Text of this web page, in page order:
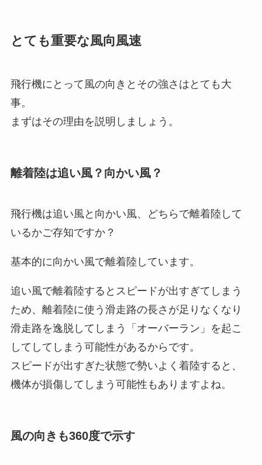
とても重要な風向風速
飛行機にとって風の向きとその強さはとても大
事。
まずはその理由を説明しましょう。
離着陸は追い風？向かい風？
飛行機は追い風と向かい風、どちらで離着陸して
いるかご存知ですか？
基本的に向かい風で離着陸しています。
追い風で離着陸するとスピードが出すぎてしまう
ため、離着陸に使う滑走路の長さが足りなくなり
滑走路を逸脱してしまう「オーバーラン」を起こ
してしてしまう可能性があるからです。
スピードが出すぎた状態で勢いよく着陸すると、
機体が損傷してしまう可能性もありますよね。
風の向きも360度で示す